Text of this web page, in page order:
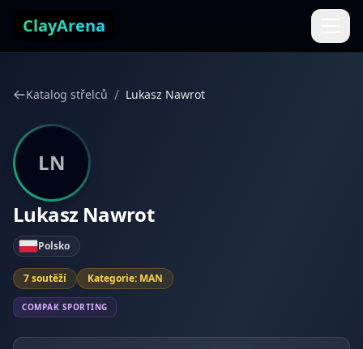
ClayArena
Katalog střelců / Lukasz Nawrot
LN
Lukasz Nawrot
Polsko
7 soutěží Kategorie: MAN
COMPAK SPORTING